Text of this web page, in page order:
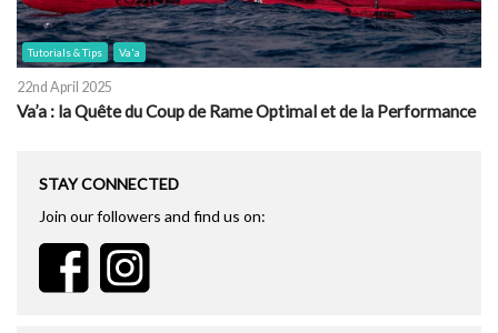
Tutorials & Tips Va'a
22nd April 2025
Va’a : la Quête du Coup de Rame Optimal et de la Performance
STAY CONNECTED
Join our followers and find us on: